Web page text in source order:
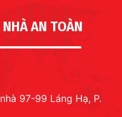
AN TOÀN
97-99 Láng Hạ, P.